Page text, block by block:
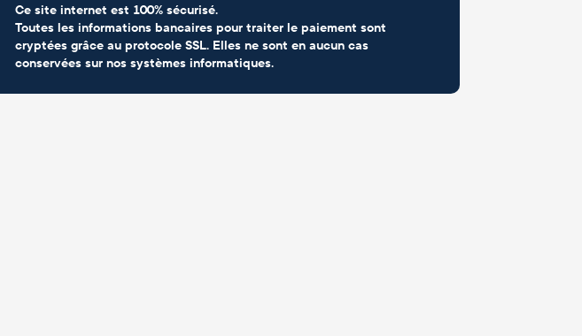
Ce site internet est 100% sécurisé.
Toutes les informations bancaires pour traiter le paiement sont
cryptées grâce au protocole SSL. Elles ne sont en aucun cas
conservées sur nos systèmes informatiques.